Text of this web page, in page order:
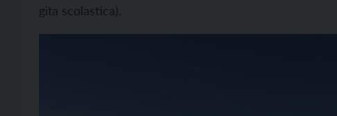
gita scolastica).